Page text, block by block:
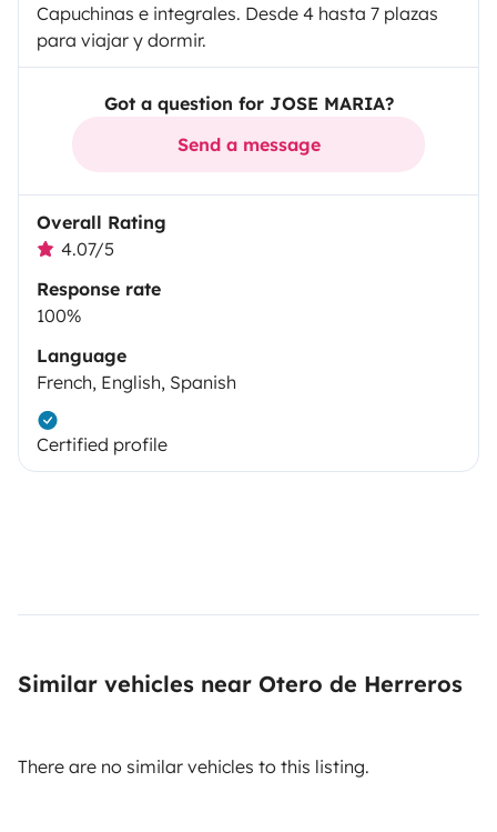
Capuchinas e integrales. Desde 4 hasta 7 plazas
para viajar y dormir.
Got a question for JOSE MARIA?
Send a message
Overall Rating
4.07/5
Response rate
100%
Language
French, English, Spanish
Certified profile
Similar vehicles near Otero de Herreros
There are no similar vehicles to this listing.